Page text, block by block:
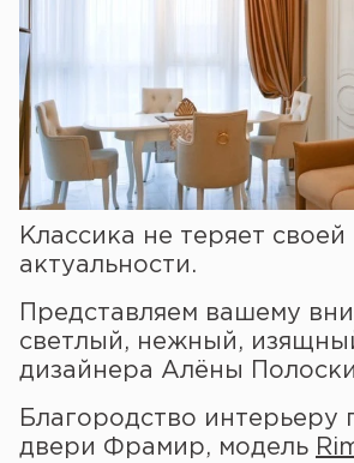
Классика не теряет своей
актуальности.
Представляем вашему
светлый, нежный,
дизайнера Алёны
Благородство интерьеру
двери Фрамир, модель